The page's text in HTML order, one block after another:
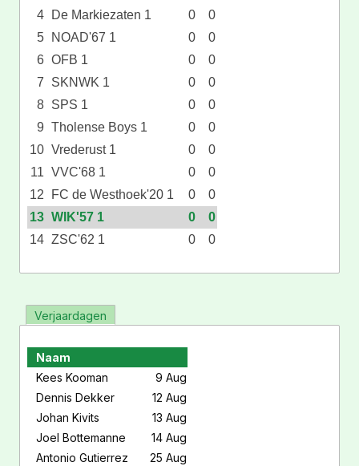
4
De Markiezaten 1 0
0
5
NOAD'67 1 0
0
6 OFB 1 0
0
7
SKNWK 1 0
0
8 SPS 1 0
0
9 Tholense Boys 1 0
0
10 Vrederust 1 0
0
11 VVC'68 1 0
0
12
FC de Westhoek'20 1 0
0
13 WIK'57 1 0
0
14 ZSC'62 1 0 0
Verjaardagen
Naam
Kees Kooman
9 Aug
Dennis Dekker
12 Aug
Johan Kivits
13 Aug
Joel Bottemanne
14 Aug
Antonio Gutierrez
25 Aug